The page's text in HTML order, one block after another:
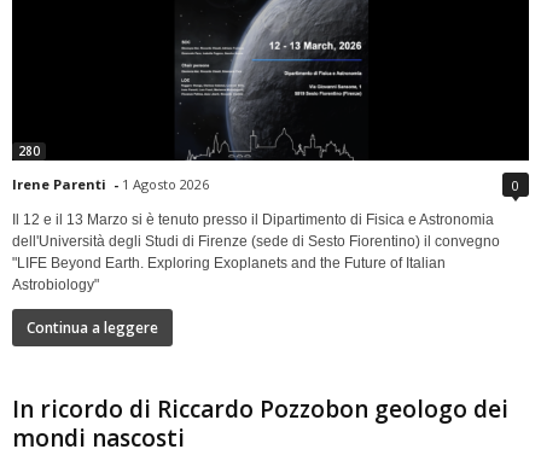
280
Irene Parenti - 1 Agosto 2026 0
Il 12 e il 13 Marzo si è tenuto presso il Dipartimento di Fisica e Astronomia
dell'Università degli Studi di Firenze (sede di Sesto Fiorentino) il convegno
"LIFE Beyond Earth. Exploring Exoplanets and the Future of Italian
Astrobiology"
Continua a leggere
In ricordo di Riccardo Pozzobon geologo dei
mondi nascosti